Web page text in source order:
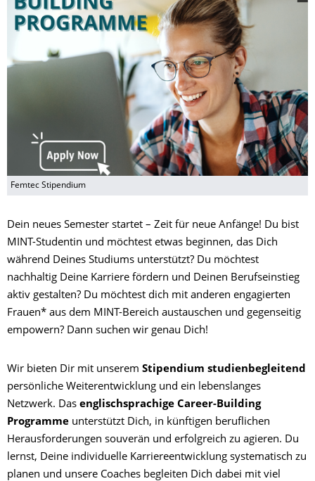
Femtec Stipendium
Dein neues Semester startet – Zeit für neue Anfänge! Du bist
MINT-Studentin und möchtest etwas beginnen, das Dich
während Deines Studiums unterstützt? Du möchtest
nachhaltig Deine Karriere fördern und Deinen Berufseinstieg
aktiv gestalten? Du möchtest dich mit anderen engagierten
Frauen* aus dem MINT-Bereich austauschen und gegenseitig
empowern? Dann suchen wir genau Dich!
Wir bieten Dir mit unserem Stipendium studienbegleitend
persönliche Weiterentwicklung und ein lebenslanges
Netzwerk. Das englischsprachige Career-Building
Programme unterstützt Dich, in künftigen beruflichen
Herausforderungen souverän und erfolgreich zu agieren. Du
lernst, Deine individuelle Karriereentwicklung systematisch zu
planen und unsere Coaches begleiten Dich dabei mit viel